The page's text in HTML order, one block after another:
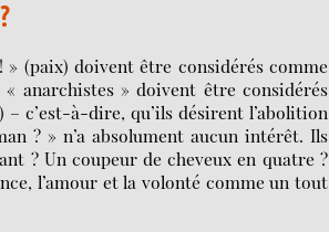
(paix) doivent être considérés comme
anarchistes » doivent être considérés
c’est-à-dire, qu’ils désirent l’abolition
? » n’a absolument aucun intérêt. Ils
? Un coupeur de cheveux en quatre ?
l’amour et la volonté comme un tout